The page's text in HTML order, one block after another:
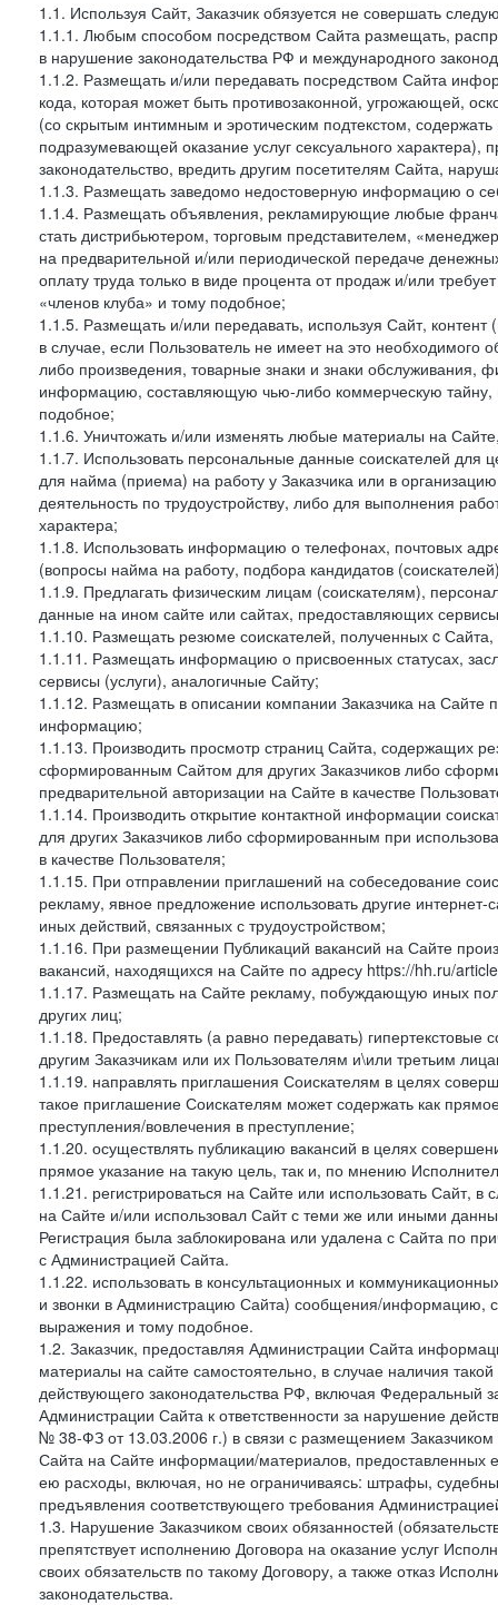
1.1. Используя Сайт, Заказчик обязуется не совершать
1.1.1. Любым способом посредством Сайта размещать,
в нарушение законодательства РФ и международного
1.1.2. Размещать и/или передавать посредством Сайта
кода, которая может быть противозаконной, угрожающей,
(со скрытым интимным и эротическим подтекстом,
подразумевающей оказание услуг сексуального
законодательство, вредить другим посетителям Сайта,
1.1.3. Размещать заведомо недостоверную информацию о
1.1.4. Размещать объявления, рекламирующие любые
стать дистрибьютером, торговым представителем,
на предварительной и/или периодической передаче
оплату труда только в виде процента от продаж и/или
«членов клуба» и тому подобное;
1.1.5. Размещать и/или передавать, используя Сайт,
в случае, если Пользователь не имеет на это
либо произведения, товарные знаки и знаки
информацию, составляющую чью-либо коммерческую тайну,
подобное;
1.1.6. Уничтожать и/или изменять любые материалы на
1.1.7. Использовать персональные данные соискателей для
для найма (приема) на работу у Заказчика или в
деятельность по трудоустройству, либо для выполнения
характера;
1.1.8. Использовать информацию о телефонах, почтовых
(вопросы найма на работу, подбора кандидатов
1.1.9. Предлагать физическим лицам (соискателям),
данные на ином сайте или сайтах, предоставляющих
1.1.10. Размещать резюме соискателей, полученных c
1.1.11. Размещать информацию о присвоенных статусах,
сервисы (услуги), аналогичные Сайту;
1.1.12. Размещать в описании компании Заказчика на Сайте
информацию;
1.1.13. Производить просмотр страниц Сайта, содержащих
сформированным Сайтом для других Заказчиков либо
предварительной авторизации на Сайте в качестве
1.1.14. Производить открытие контактной информации
для других Заказчиков либо сформированным при
в качестве Пользователя;
1.1.15. При отправлении приглашений на собеседование
рекламу, явное предложение использовать другие
иных действий, связанных с трудоустройством;
1.1.16. При размещении Публикаций вакансий на Сайте
вакансий, находящихся на Сайте по адресу https://hh.ru/
1.1.17. Размещать на Сайте рекламу, побуждающую иных
других лиц;
1.1.18. Предоставлять (а равно передавать)
другим Заказчикам или их Пользователям и\или третьим
1.1.19. направлять приглашения Соискателям в целях
такое приглашение Соискателям может содержать как
преступления/вовлечения в преступление;
1.1.20. осуществлять публикацию вакансий в целях
прямое указание на такую цель, так и, по мнению
1.1.21. регистрироваться на Сайте или использовать Сайт,
на Сайте и/или использовал Сайт с теми же или иными
Регистрация была заблокирована или удалена с Сайта по
с Администрацией Сайта.
1.1.22. использовать в консультационных и
и звонки в Администрацию Сайта) сообщения/информацию,
выражения и тому подобное.
1.2. Заказчик, предоставляя Администрации Сайта
материалы на сайте самостоятельно, в случае наличия
действующего законодательства РФ, включая
Администрации Сайта к ответственности за нарушение
№ 38-ФЗ от 13.03.2006 г.) в связи с размещением
Сайта на Сайте информации/материалов, предоставленных
ею расходы, включая, но не ограничиваясь: штрафы,
предъявления соответствующего требования
1.3. Нарушение Заказчиком своих обязанностей
препятствует исполнению Договора на оказание услуг
своих обязательств по такому Договору, а также отказ
законодательства.